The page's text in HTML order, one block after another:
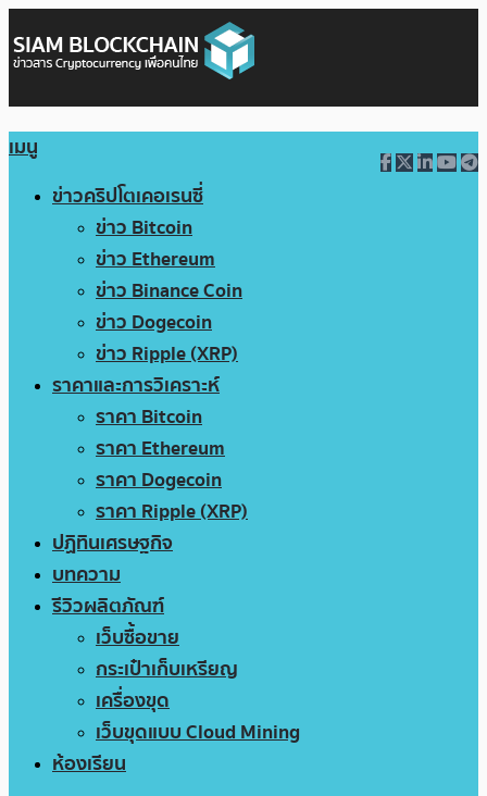
เมนู
ข่าวคริปโตเคอเรนซี่
ข่าว Bitcoin
ข่าว Ethereum
ข่าว Binance Coin
ข่าว Dogecoin
ข่าว Ripple (XRP)
ราคาและการวิเคราะห์
ราคา Bitcoin
ราคา Ethereum
ราคา Dogecoin
ราคา Ripple (XRP)
ปฏิทินเศรษฐกิจ
บทความ
รีวิวผลิตภัณฑ์
เว็บซื้อขาย
กระเป๋าเก็บเหรียญ
เครื่องขุด
เว็บขุดแบบ Cloud Mining
ห้องเรียน